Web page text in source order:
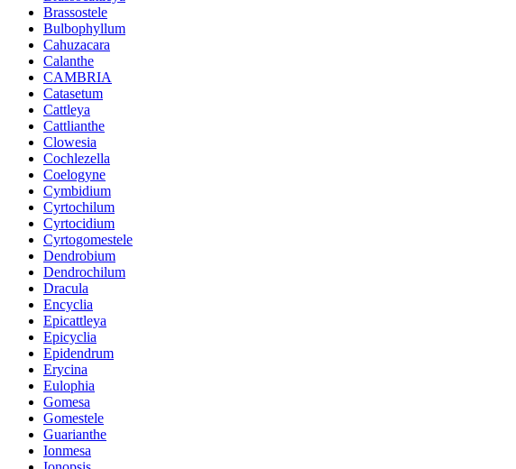
Brassostele
Bulbophyllum
Cahuzacara
Calanthe
CAMBRIA
Catasetum
Cattleya
Cattlianthe
Clowesia
Cochlezella
Coelogyne
Cymbidium
Cyrtochilum
Cyrtocidium
Cyrtogomestele
Dendrobium
Dendrochilum
Dracula
Encyclia
Epicattleya
Epicyclia
Epidendrum
Erycina
Eulophia
Gomesa
Gomestele
Guarianthe
Ionmesa